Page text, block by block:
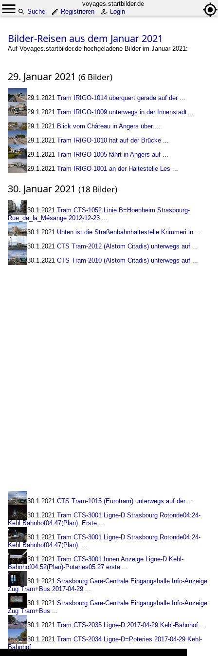
voyages.startbilder.de
Suche
Registrieren Login
Bilder-Reisen aus dem Januar 2021
Auf Voyages.startbilder.de hochgeladene Bilder im Januar 2021:
29. Januar 2021 (6 Bilder)
29.1.2021 Tram IRIGO-1014 überquert gerade auf der...
29.1.2021 Tram IRIGO-1009 unterwegs in der Innenstadt ...
29.1.2021 Blick vom Château in Angers über...
29.1.2021 Tram IRIGO-1010 hat auf der Brücke ...
29.1.2021 Tram IRIGO-1005 fährt in Angers auf ...
29.1.2021 Tram IRIGO-1001 an der Haltestelle Les ...
30. Januar 2021 (18 Bilder)
30.1.2021 Tram CTS-1052 Linie B=Hoenheim Strasbourg-
Rue_de_la_Mésange 2012-12-23 ...
30.1.2021 Unten ist die Straßenbahnhaltestelle Krimmeri in ...
30.1.2021 CTS Tram-2012 (Alstom Citadis) unterwegs auf ...
30.1.2021 CTS Tram-2010 (Alstom Citadis) unterwegs auf ...
30.1.2021 CTS Tram-1015 (Eurotram) unterwegs auf der...
30.1.2021 Tram CTS-3001 Ligne-D Strasbourg Rotonde04:24-
Kehl Bahnhof04:47(Plan). Erste ...
30.1.2021 Tram CTS-3001 Ligne-D Strasbourg Rotonde04:24-
Kehl Bahnhof04:47(Plan). ...
30.1.2021 Tram CTS-3001 Innen Anzeige Ligne-D Kehl-
Bahnhof04:52(Plan)-Poteries05:27 erste ...
30.1.2021 Strasbourg Gare-Centrale Eingangshalle Info-Anzeige
Zug Tram+Bus 2017-04-29 ...
30.1.2021 Strasbourg Gare-Centrale Eingangshalle Info-Anzeige
Zug Tram+Bus ...
30.1.2021 Tram CTS-2035 Ligne-D 2017-04-29 Kehl-Bahnhof ...
30.1.2021 Tram CTS-2034 Ligne-D=Poteries 2017-04-29 Kehl-
Bahnhof...